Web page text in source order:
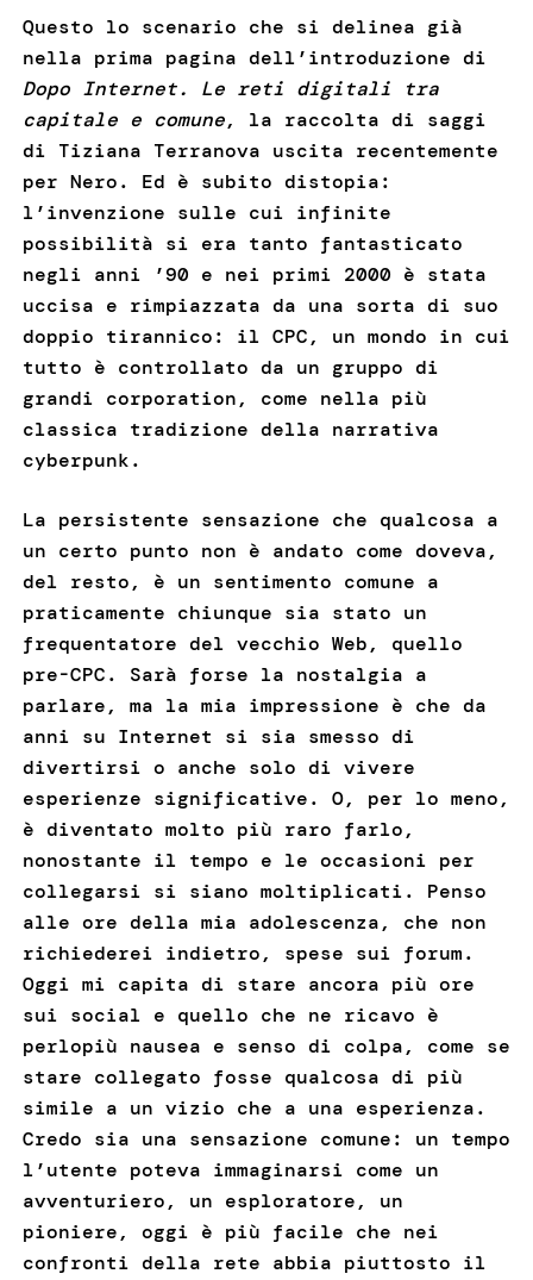
Questo lo scenario che si delinea già
nella prima pagina dell’introduzione di
Dopo Internet. Le reti digitali tra
capitale e comune, la raccolta di saggi
di Tiziana Terranova uscita recentemente
per Nero. Ed è subito distopia:
l’invenzione sulle cui infinite
possibilità si era tanto fantasticato
negli anni ’90 e nei primi 2000 è stata
uccisa e rimpiazzata da una sorta di suo
doppio tirannico: il CPC, un mondo in cui
tutto è controllato da un gruppo di
grandi corporation, come nella più
classica tradizione della narrativa
cyberpunk.
La persistente sensazione che qualcosa a
un certo punto non è andato come doveva,
del resto, è un sentimento comune a
praticamente chiunque sia stato un
frequentatore del vecchio Web, quello
pre-CPC. Sarà forse la nostalgia a
parlare, ma la mia impressione è che da
anni su Internet si sia smesso di
divertirsi o anche solo di vivere
esperienze significative. O, per lo meno,
è diventato molto più raro farlo,
nonostante il tempo e le occasioni per
collegarsi si siano moltiplicati. Penso
alle ore della mia adolescenza, che non
richiederei indietro, spese sui forum.
Oggi mi capita di stare ancora più ore
sui social e quello che ne ricavo è
perlopiù nausea e senso di colpa, come se
stare collegato fosse qualcosa di più
simile a un vizio che a una esperienza.
Credo sia una sensazione comune: un tempo
l’utente poteva immaginarsi come un
avventuriero, un esploratore, un
pioniere, oggi è più facile che nei
confronti della rete abbia piuttosto il